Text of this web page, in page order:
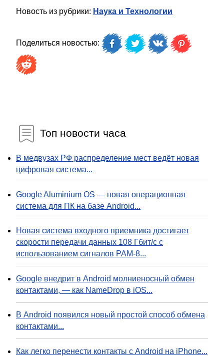
Новость из рубрики: Наука и Технологии
Поделиться новостью:
Топ новости часа
В медвузах РФ распределение мест ведёт новая
цифровая система...
Google Aluminium OS — новая операционная
система для ПК на базе Android...
Новая система входного приемника достигает
скорости передачи данных 108 Гбит/с с
использованием сигналов PAM-8...
Google внедрит в Android молниеносный обмен
контактами, — как NameDrop в iOS...
В Android появился новый простой способ обмена
контактами...
Как легко перенести контакты с Android на iPhone...